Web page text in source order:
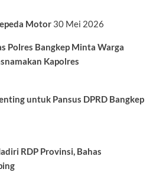
Motor 30 Mei 2026
Polres Bangkep Minta Warga
Kapolres
untuk Pansus DPRD Bangkep
RDP Provinsi, Bahas